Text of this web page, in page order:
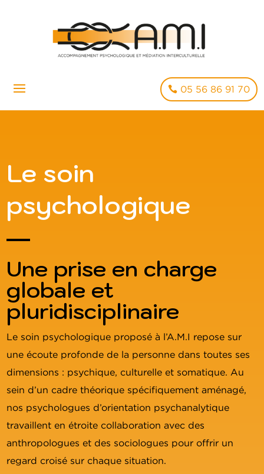
05 56 86 91 70
Le soin
psychologique
Une prise en charge
globale et
pluridisciplinaire
Le soin psychologique proposé à l’A.M.I repose sur
une écoute profonde de la personne dans toutes ses
dimensions : psychique, culturelle et somatique. Au
sein d’un cadre théorique spécifiquement aménagé,
nos psychologues d’orientation psychanalytique
travaillent en étroite collaboration avec des
anthropologues et des sociologues pour offrir un
regard croisé sur chaque situation.